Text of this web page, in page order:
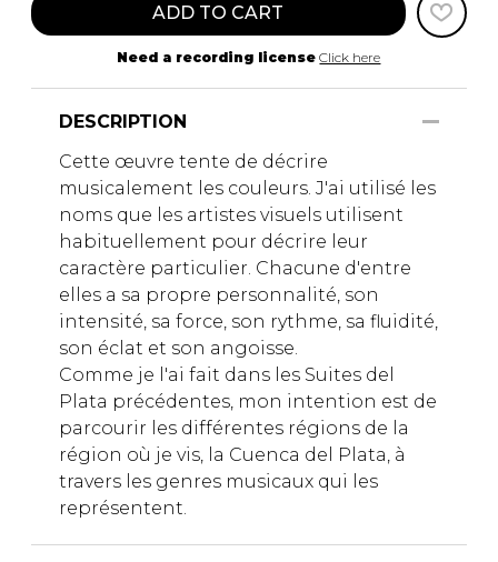
ADD TO CART
Need a recording license Click here
DESCRIPTION
Cette œuvre tente de décrire
musicalement les couleurs. J'ai utilisé les
noms que les artistes visuels utilisent
habituellement pour décrire leur
caractère particulier. Chacune d'entre
elles a sa propre personnalité, son
intensité, sa force, son rythme, sa fluidité,
son éclat et son angoisse.
Comme je l'ai fait dans les Suites del
Plata précédentes, mon intention est de
parcourir les différentes régions de la
région où je vis, la Cuenca del Plata, à
travers les genres musicaux qui les
représentent.